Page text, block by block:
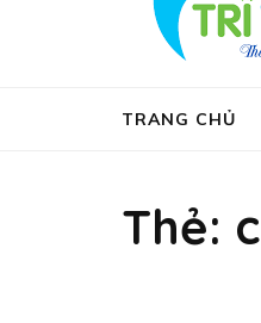
TRANG CHỦ
Thẻ: